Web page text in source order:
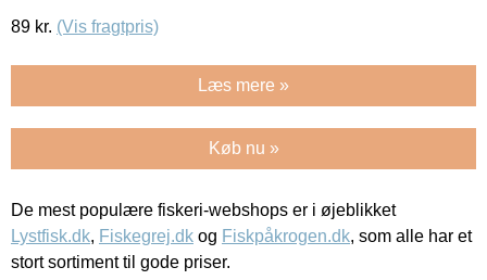
89 kr. (Vis fragtpris)
Læs mere »
Køb nu »
De mest populære fiskeri-webshops er i øjeblikket
Lystfisk.dk, Fiskegrej.dk og Fiskpåkrogen.dk, som alle har et
stort sortiment til gode priser.